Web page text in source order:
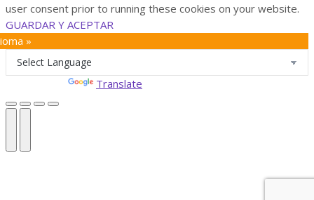
user consent prior to running these cookies on your website.
GUARDAR Y ACEPTAR
»
Translate